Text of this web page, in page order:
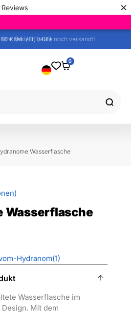
Reviews ×
€ (NL / BE / DE)
0
Wasserflasche
Wasserflasche
Wasserflasche im
Mit dem